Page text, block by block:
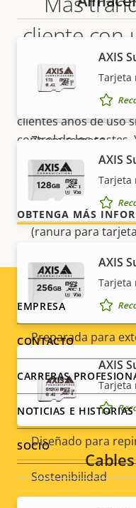
General
de
propiedad
Enfoque remoto
Zoom remoto
Infrarrojos
Almacenamiento
(ranura para
Temperatura de
funcionamiento
Preparada para
Clasificación de
Clasificación IP
Diseñado para
Sostenibilidad
AXIS
Tarjeta
AXIS
Tarjeta
AXIS
Tarjeta
AXIS
Tarjeta
cliente con
Nuestra nueva
clientes años de uso
control de los costes.
la factura, lo que
que recibe.
Footer
menu
EMPRESA
CONTACTO
CARRERAS
NOTICIAS E HISTORIAS
SOCIO